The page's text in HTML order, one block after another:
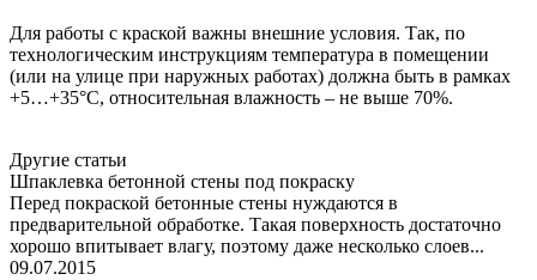
Для работы с краской важны внешние условия. Так, по
технологическим инструкциям температура в помещении
(или на улице при наружных работах) должна быть в рамках
+5…+35°С, относительная влажность – не выше 70%.
Другие статьи
Шпаклевка бетонной стены под покраску
Перед покраской бетонные стены нуждаются в
предварительной обработке. Такая поверхность достаточно
хорошо впитывает влагу, поэтому даже несколько слоев...
09.07.2015